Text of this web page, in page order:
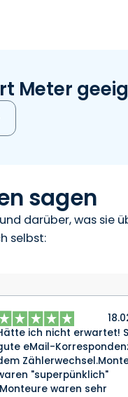
Meter
sagen
darüber, was sie
selbst:
ich nicht erwartet!
eMail-
"superpünklich"
waren sehr